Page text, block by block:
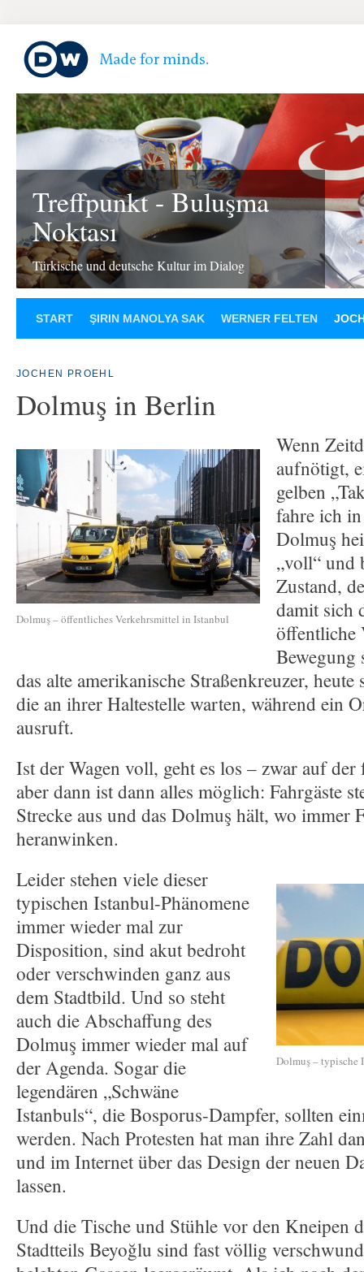
Treffpunkt - Buluşma
Noktası
Türkische und deutsche Kultur im Dialog
START ŞIRIN MANOLYA SAK WERNER FELTEN
JOCHEN PROEHL
Dolmuş in Berlin
Dolmuş – öffentliches Verkehrsmittel in Istanbul
Wenn
aufnötigt,
gelben
fahre ich
Dolmuş
„voll“ und
Zustand,
damit sich
öffentliche
Bewegung
das alte amerikanische Straßenkreuzer,
die an ihrer Haltestelle warten, während ein
ausruft.
Ist der Wagen voll, geht es los – zwar auf der
aber dann ist dann alles möglich: Fahrgäste
Strecke aus und das Dolmuş hält, wo immer
heranwinken.
Dolmuş – typische
Leider stehen viele dieser
typischen Istanbul-Phänomene
immer wieder mal zur
Disposition, sind akut bedroht
oder verschwinden ganz aus
dem Stadtbild. Und so steht
auch die Abschaffung des
Dolmuş immer wieder mal auf
der Agenda. Sogar die
legendären „Schwäne
Istanbuls“, die Bosporus-Dampfer, sollten
werden. Nach Protesten hat man ihre Zahl
und im Internet über das Design der neuen
lassen.
Und die Tische und Stühle vor den Kneipen
Stadtteils Beyoğlu sind fast völlig